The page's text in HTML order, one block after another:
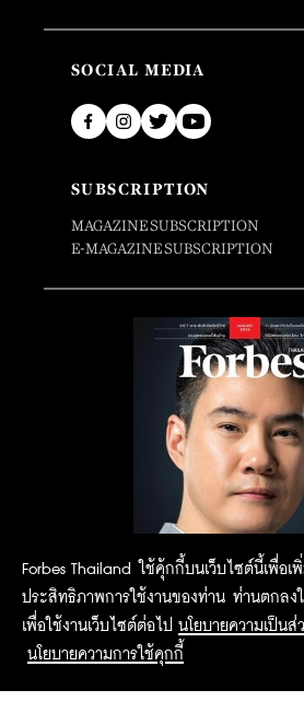
Forbes Thailand ใช้คุ้กกี้บนเว็บไซต์นี้เพื่อเ
ประสิทธิภาพการใช้งานของท่าน ท่านตกลง
เพื่อใช้งานเว็บไซต์ต่อไป นโยบายความเป็นส่
นโยบายความการใช้คุกกี้
SOCIAL MEDIA
SUBSCRIPTION
MAGAZINE SUBSCRIPTION
E-MAGAZINE SUBSCRIPTION
2015 Forbesthailand.com ALL